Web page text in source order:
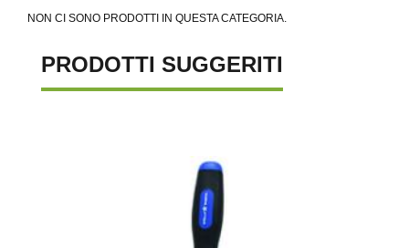
NON CI SONO PRODOTTI IN QUESTA CATEGORIA.
PRODOTTI SUGGERITI